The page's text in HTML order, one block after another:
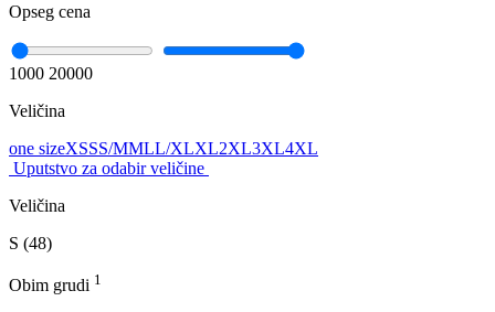
Opseg cena
1000 20000
Veličina
one sizeXSSS/MMLL/XLXL2XL3XL4XL
Uputstvo za odabir veličine
Veličina
S (48)
Obim grudi 1